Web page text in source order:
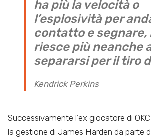
ha più la velocità o
l’esplosività per
contatto e segnare,
riesce più neanche
separarsi per il tiro
Kendrick Perkins
Successivamente l’ex giocatore di
la gestione di James Harden da parte